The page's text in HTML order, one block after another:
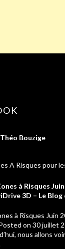
Bouzige
A Risques pour
à Risques
3D – Le Blog
à Risques Juin
on 30 juillet
nous allons